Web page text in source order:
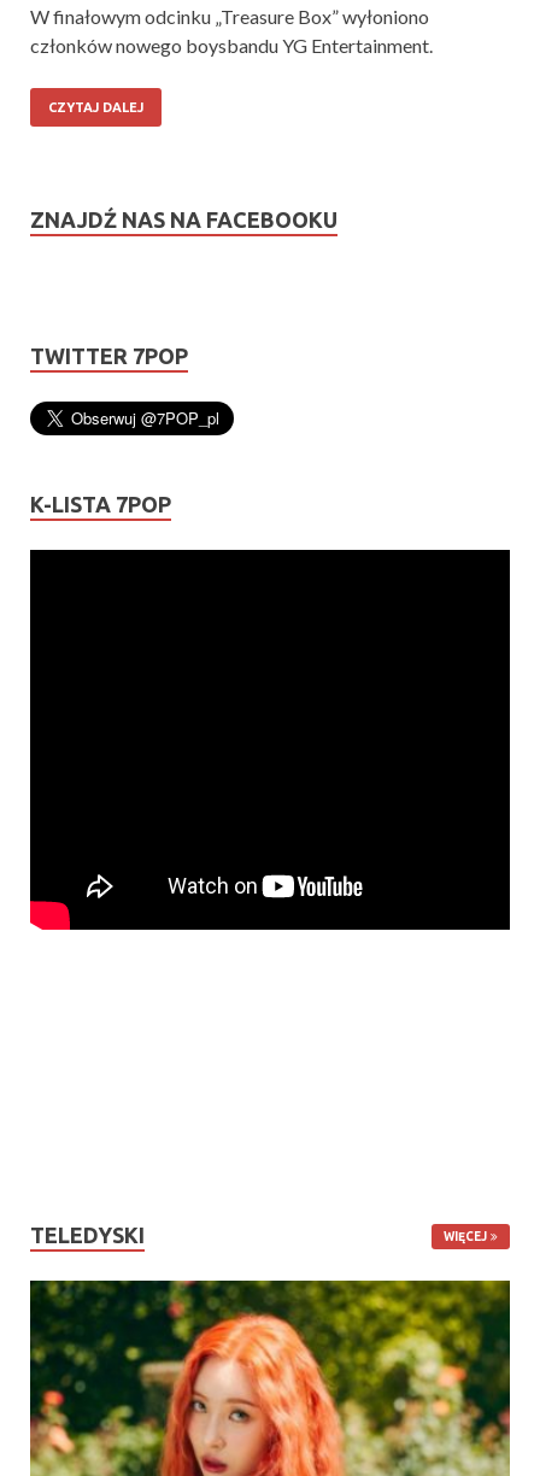
W finałowym odcinku „Treasure Box” wyłoniono
członków nowego boysbandu YG Entertainment.
CZYTAJ DALEJ
ZNAJDŹ NAS NA FACEBOOKU
TWITTER 7POP
K-LISTA 7POP
TELEDYSKI WIĘCEJ